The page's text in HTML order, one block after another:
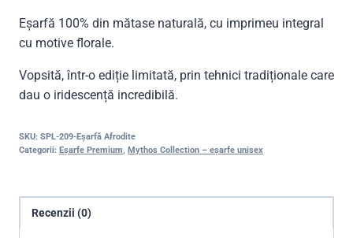
Eșarfă 100% din mătase naturală, cu imprimeu integral
cu motive florale.
Vopsită, într-o ediție limitată, prin tehnici tradiționale care
dau o iridescență incredibilă.
SKU: SPL-209-Eșarfă Afrodite
Categorii: Eșarfe Premium, Mythos Collection – eșarfe unisex
Recenzii (0)